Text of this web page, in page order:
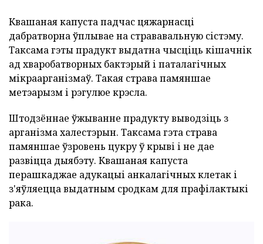
Квашаная капуста падчас цяжарнасці
дабратворна ўплывае на стрававальную сістэму.
Таксама гэты прадукт выдатна чысціць кішачнік
ад хваробатворных бактэрый і паталагічных
мікраарганізмаў. Такая страва памяншае
метэарызм і рэгулюе крэсла.
Штодзённае ўжыванне прадукту выводзіць з
арганізма халестэрын. Таксама гэта страва
памяншае ўзровень цукру ў крыві і не дае
развіцца дыябэту. Квашаная капуста
перашкаджае адукацыі анкалагічных клетак і
з'яўляецца выдатным сродкам для прафілактыкі
рака.